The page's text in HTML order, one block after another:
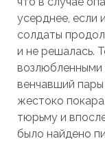
усерднее, если
солдаты
и не решалась.
возлюбленными
венчавший
жестоко
тюрьму и
было найдено